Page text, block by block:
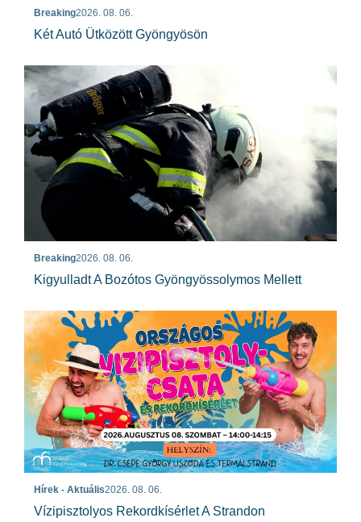
Breaking2026. 08. 06.
Két Autó Ütközött Gyöngyösön
Breaking2026. 08. 06.
Kigyulladt A Bozótos Gyöngyössolymos Mellett
Hírek - Aktuális2026. 08. 06.
Vízipisztolyos Rekordkísérlet A Strandon